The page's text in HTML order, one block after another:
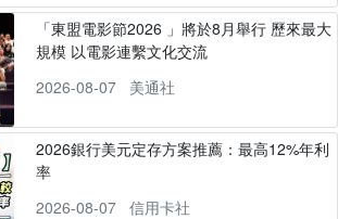
「東盟電影節2026 」將於8月舉行 歷來最大
規模 以電影連繫文化交流
2026-08-07
美通社
2026銀行美元定存方案推薦：最高12%年利
率
2026-08-07
信用卡社